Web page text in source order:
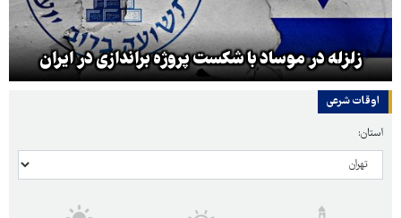
زلزله در موساد با شکست پروژه براندازی در ایران
اوقات شرعی
استان: